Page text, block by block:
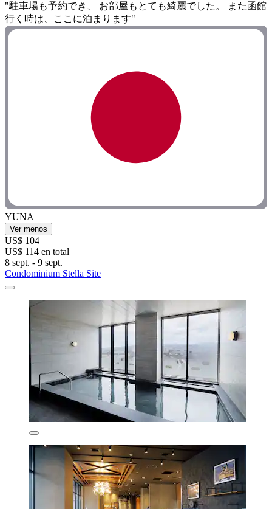
"駐車場も予約でき、 お部屋もとても綺麗でした。 また函館
行く時は、ここに泊まります"
YUNA
Ver menos
US$ 104
US$ 114 en total
8 sept. - 9 sept.
Condominium Stella Site